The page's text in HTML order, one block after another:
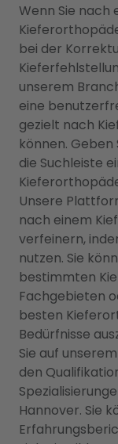
Wenn Sie nach
bei der
unserem
eine
gezielt nach
können.
die Suchleiste
Unsere
nach einem
verfeinern,
nutzen. Sie
bestimmten
Fachgebieten
besten
Bedürfnisse
Sie auf
den
Hannover. Sie